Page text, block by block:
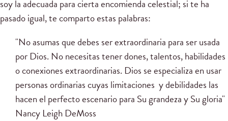
soy la adecuada para cierta encomienda celestial; si te ha
pasado igual, te comparto estas palabras:
"No asumas que debes ser extraordinaria para ser usada
por Dios. No necesitas tener dones, talentos, habilidades
o conexiones extraordinarias. Dios se especializa en usar
personas ordinarias cuyas limitaciones y debilidades las
hacen el perfecto escenario para Su grandeza y Su gloria"
Nancy Leigh DeMoss